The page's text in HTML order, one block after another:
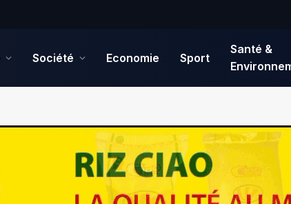
Société Economie Sport
Santé &